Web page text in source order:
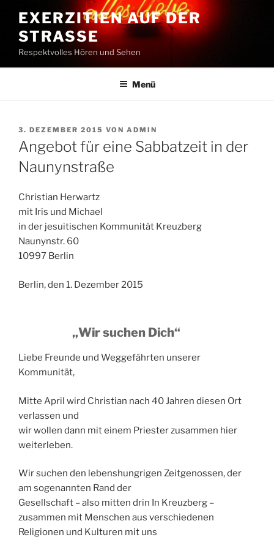
Inhalt
springen
EXERZITIEN AUF DER
STRASSE
Respektvolles Hören und Sehen
Menü
VERÖFFENTLICHT
AM
3. DEZEMBER 2015 VON ADMIN
Angebot für eine Sabbatzeit in der
Naunynstraße
Christian Herwartz
mit Iris und Michael
in der jesuitischen Kommunität Kreuzberg
Naunynstr. 60
10997 Berlin
Berlin, den 1. Dezember 2015
„Wir suchen Dich“
Liebe Freunde und Weggefährten unserer
Kommunität,
Mitte April wird Christian nach 40 Jahren diesen Ort
verlassen und
wir wollen dann mit einem Priester zusammen hier
weiterleben.
Wir suchen den lebenshungrigen Zeitgenossen, der
am sogenannten Rand der
Gesellschaft – also mitten drin In Kreuzberg –
zusammen mit Menschen aus verschiedenen
Religionen und Kulturen mit uns